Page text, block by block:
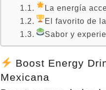
La energía
El favorito de
Sabor y
Boost Energy
Mexicana